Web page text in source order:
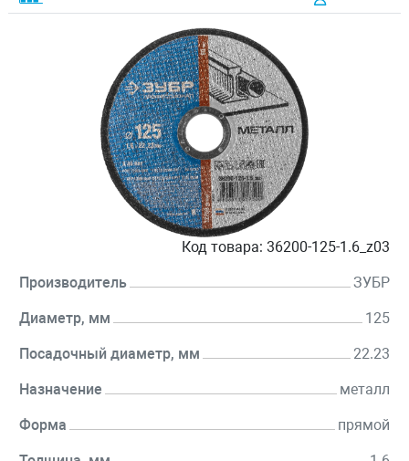
Код товара: 36200-125-1.6_z03
Производитель ЗУБР
Диаметр, мм 125
Посадочный диаметр, мм 22.23
Назначение металл
Форма прямой